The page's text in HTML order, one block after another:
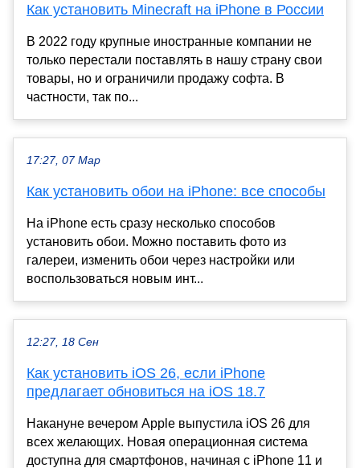
Как установить Minecraft на iPhone в России
В 2022 году крупные иностранные компании не
только перестали поставлять в нашу страну свои
товары, но и ограничили продажу софта. В
частности, так по...
17:27, 07 Мар
Как установить обои на iPhone: все способы
На iPhone есть сразу несколько способов
установить обои. Можно поставить фото из
галереи, изменить обои через настройки или
воспользоваться новым инт...
12:27, 18 Сен
Как установить iOS 26, если iPhone
предлагает обновиться на iOS 18.7
Накануне вечером Apple выпустила iOS 26 для
всех желающих. Новая операционная система
доступна для смартфонов, начиная с iPhone 11 и